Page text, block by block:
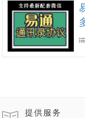
提供服务